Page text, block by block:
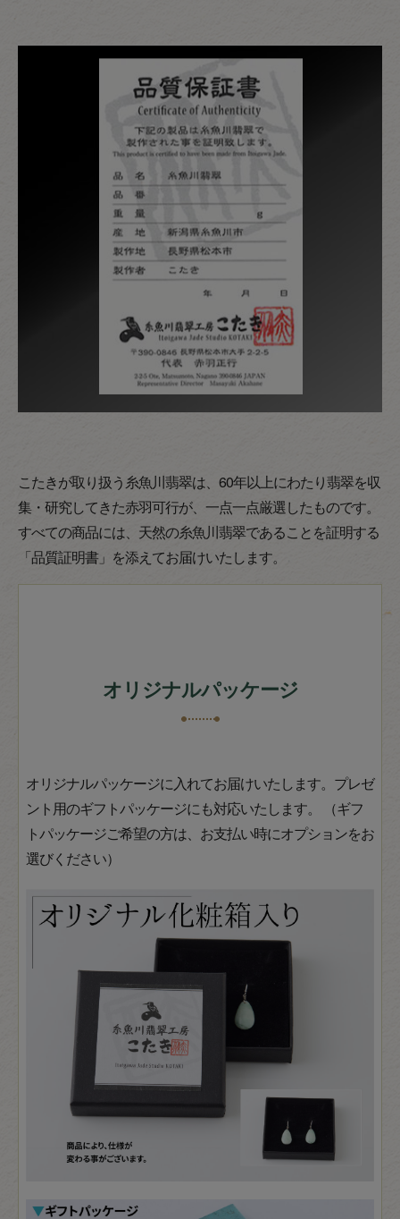
こたきが取り扱う糸魚川翡翠は、60年以上にわたり翡翠を収
集・研究してきた赤羽可行が、一点一点厳選したものです。
すべての商品には、天然の糸魚川翡翠であることを証明する
「品質証明書」を添えてお届けいたします。
オリジナルパッケージ
オリジナルパッケージに入れてお届けいたします。プレゼ
ント用のギフトパッケージにも対応いたします。 （ギフ
トパッケージご希望の方は、お支払い時にオプションをお
選びください）